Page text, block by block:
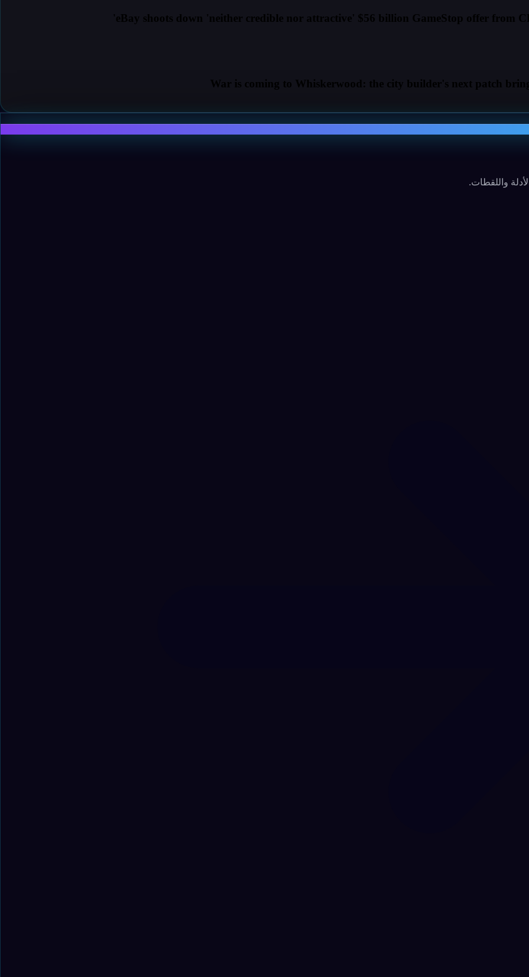
eBay shoots down 'neither credible nor attractive' $56 billion GameStop offer from
War is coming to Whiskerwood: the city builder's next patch